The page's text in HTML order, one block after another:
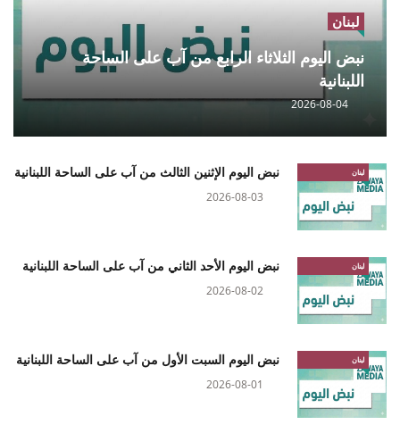
لبنان
نبض اليوم الثلاثاء الرابع من آب على الساحة
اللبنانية
2026-08-04
لبنان نبض اليوم الإثنين الثالث من آب على الساحة اللبنانية
2026-08-03
لبنان نبض اليوم الأحد الثاني من آب على الساحة اللبنانية
2026-08-02
لبنان نبض اليوم السبت الأول من آب على الساحة اللبنانية
2026-08-01